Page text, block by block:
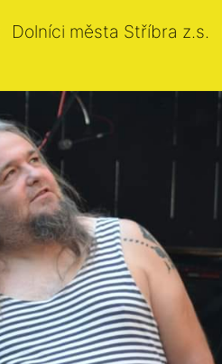
Dolníci města Stříbra z.s.